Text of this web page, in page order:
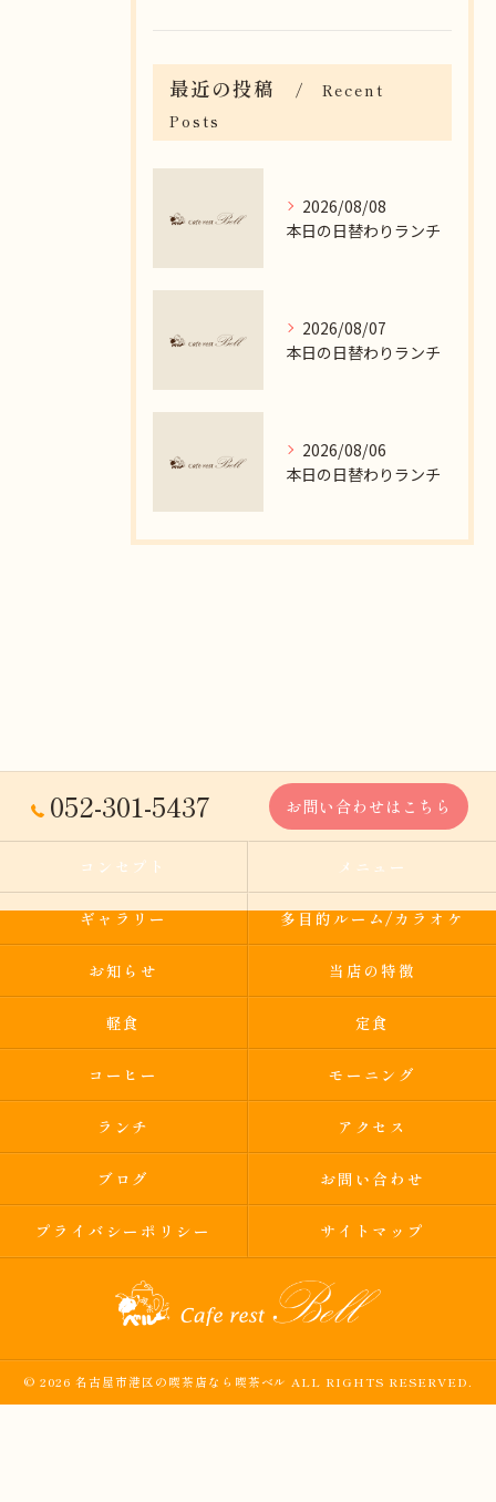
最近の投稿
Recent
Posts
2026/08/08
本日の日替わりランチ
2026/08/07
本日の日替わりランチ
2026/08/06
本日の日替わりランチ
052-301-5437 お問い合わせはこちら
コンセプト メニュー
ギャラリー 多目的ルーム/カラオケ
お知らせ 当店の特徴
軽食 定食
コーヒー モーニング
ランチ アクセス
ブログ お問い合わせ
プライバシーポリシー サイトマップ
© 2026 名古屋市港区の喫茶店なら喫茶ベル ALL RIGHTS RESERVED.